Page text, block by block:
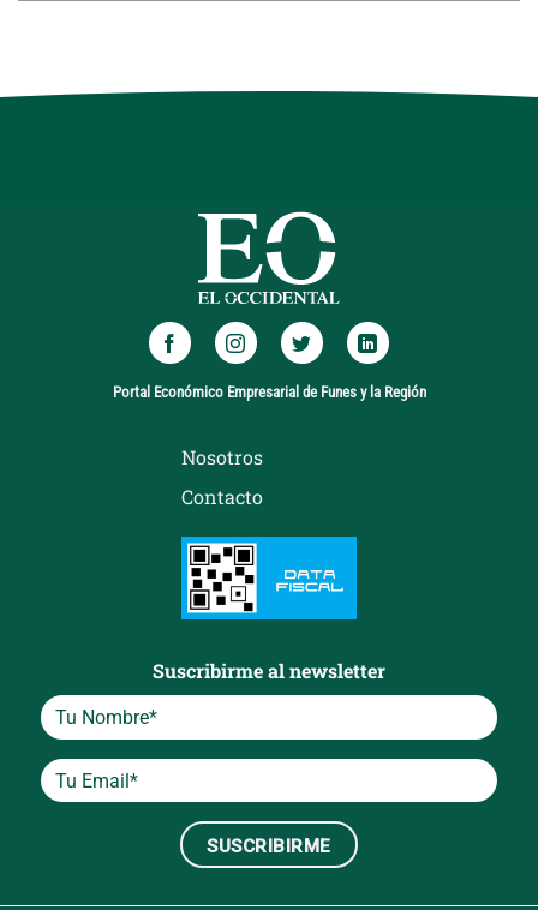
Portal Económico Empresarial de Funes y la Región
Nosotros
Contacto
Suscribirme al newsletter